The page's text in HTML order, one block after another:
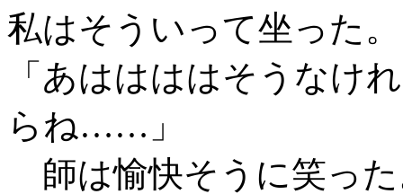
私はそういって坐った。
「あははははそうなけ
らね……」
師は愉快そうに笑っ